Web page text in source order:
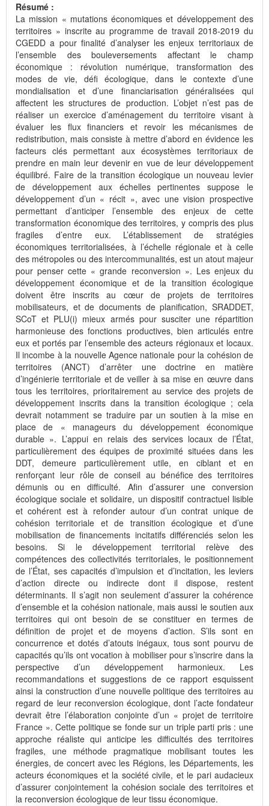
Résumé :
La mission « mutations économiques et développement des
territoires » inscrite au programme de travail 2018-2019 du
CGEDD a pour finalité d’analyser les enjeux territoriaux de
l’ensemble des bouleversements affectant le champ
économique : révolution numérique, transformation des
modes de vie, défi écologique, dans le contexte d’une
mondialisation et d’une financiarisation généralisées qui
affectent les structures de production. L’objet n’est pas de
réaliser un exercice d’aménagement du territoire visant à
évaluer les flux financiers et revoir les mécanismes de
redistribution, mais consiste à mettre d’abord en évidence les
facteurs clés permettant aux écosystèmes territoriaux de
prendre en main leur devenir en vue de leur développement
équilibré. Faire de la transition écologique un nouveau levier
de développement aux échelles pertinentes suppose le
développement d’un « récit », avec une vision prospective
permettant d’anticiper l’ensemble des enjeux de cette
transformation économique des territoires, y compris des plus
fragiles d’entre eux. L’établissement de stratégies
économiques territorialisées, à l’échelle régionale et à celle
des métropoles ou des intercommunalités, est un atout majeur
pour penser cette « grande reconversion ». Les enjeux du
développement économique et de la transition écologique
doivent être inscrits au cœur de projets de territoires
mobilisateurs, et de documents de planification, SRADDET,
SCoT et PLU(i) mieux armés pour susciter une répartition
harmonieuse des fonctions productives, bien articulés entre
eux et portés par l’ensemble des acteurs régionaux et locaux.
Il incombe à la nouvelle Agence nationale pour la cohésion de
territoires (ANCT) d’arrêter une doctrine en matière
d’ingénierie territoriale et de veiller à sa mise en œuvre dans
tous les territoires, prioritairement au service des projets de
développement inscrits dans la transition écologique ; cela
devrait notamment se traduire par un soutien à la mise en
place de « manageurs du développement économique
durable ». L’appui en relais des services locaux de l’État,
particulièrement des équipes de proximité situées dans les
DDT, demeure particulièrement utile, en ciblant et en
renforçant leur rôle de conseil au bénéfice des territoires
démunis ou en difficulté. Afin d’assurer une conversion
écologique sociale et solidaire, un dispositif contractuel lisible
et cohérent est à refonder autour d’un contrat unique de
cohésion territoriale et de transition écologique et d’une
mobilisation de financements incitatifs différenciés selon les
besoins. Si le développement territorial relève des
compétences des collectivités territoriales, le positionnement
de l’État, ses capacités d’impulsion et d’incitation, les leviers
d’action directe ou indirecte dont il dispose, restent
déterminants. Il s’agit non seulement d’assurer la cohérence
d’ensemble et la cohésion nationale, mais aussi le soutien aux
territoires qui ont besoin de se constituer en termes de
définition de projet et de moyens d’action. S’ils sont en
concurrence et dotés d’atouts inégaux, tous sont pourvu de
capacités qu’ils ont vocation à mobiliser pour s’inscrire dans la
perspective d’un développement harmonieux. Les
recommandations et suggestions de ce rapport esquissent
ainsi la construction d’une nouvelle politique des territoires au
regard de leur reconversion écologique, dont l’acte fondateur
devrait être l’élaboration conjointe d’un « projet de territoire
France ». Cette politique se fonde sur un triple parti pris : une
approche réaliste qui anticipe les difficultés des territoires
fragiles, une méthode pragmatique mobilisant toutes les
énergies, de concert avec les Régions, les Départements, les
acteurs économiques et la société civile, et le pari audacieux
d’assurer conjointement la cohésion sociale des territoires et
la reconversion écologique de leur tissu économique.